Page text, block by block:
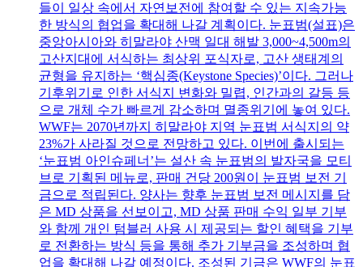
들이 일상 속에서 자연보전에 참여할 수 있는 지속가능
한 방식의 협업을 확대해 나갈 계획이다. 눈표범(설표)은
중앙아시아와 히말라야 산맥 일대 해발 3,000~4,500m의
고산지대에 서식하는 최상위 포식자로, 고산 생태계의
균형을 유지하는 ‘핵심종(Keystone Species)’이다. 그러나
기후위기로 인한 서식지 변화와 밀렵, 인간과의 갈등 등
으로 개체 수가 빠르게 감소하며 멸종위기에 놓여 있다.
WWF는 2070년까지 히말라야 지역 눈표범 서식지의 약
23%가 사라질 것으로 전망하고 있다. 이번에 출시되는
‘눈표범 아인슈페너’는 설산 속 눈표범의 발자국을 모티
브로 기획된 메뉴로, 판매 건당 200원이 눈표범 보전 기
금으로 적립된다. 양사는 향후 눈표범 보전 메시지를 담
은 MD 상품을 선보이고, MD 상품 판매 수익 일부 기부
와 함께 개인 텀블러 사용 시 제공되는 할인 혜택을 기부
로 전환하는 방식 등을 통해 추가 기부금을 조성하며 협
업을 확대해 나갈 예정이다. 조성된 기금은 WWF의 눈표